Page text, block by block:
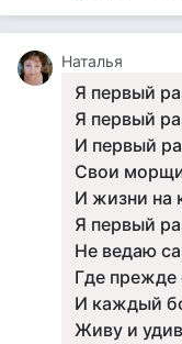
Наталья
Я первый
Я первый
И первый
Свои
И жизни на
Я первый
Не ведаю
Где прежде
И каждый
Живу и